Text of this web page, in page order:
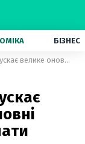
БІЗНЕС
League of Legends випускає велике оновлення: головні зміни, про які варто знати